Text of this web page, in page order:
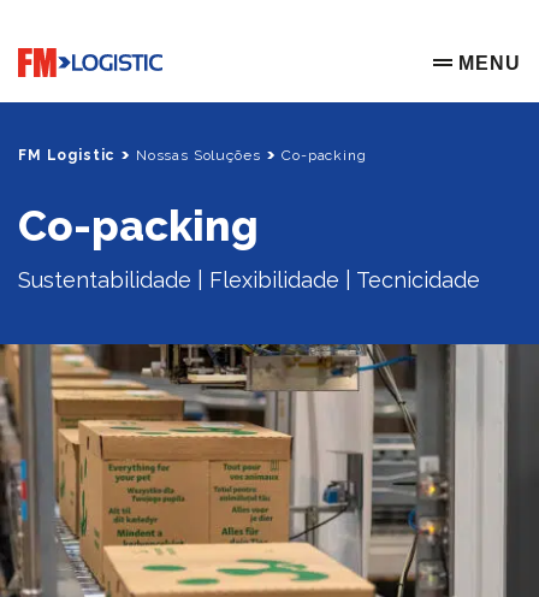
Go to home page
OPEN
MENU
FM Logistic Nossas Soluções Co-packing
Co-packing
Sustentabilidade | Flexibilidade | Tecnicidade